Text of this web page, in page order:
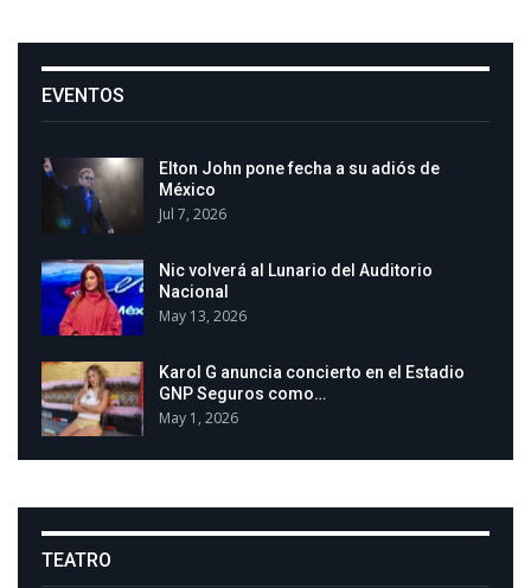
EVENTOS
Elton John pone fecha a su adiós de
México
Jul 7, 2026
Nic volverá al Lunario del Auditorio
Nacional
May 13, 2026
Karol G anuncia concierto en el Estadio
GNP Seguros como…
May 1, 2026
TEATRO